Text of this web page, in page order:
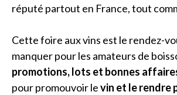
réputé partout en France, tout
Cette foire aux vins est le rendez-
manquer pour les amateurs de
promotions, lots et bonnes
pour promouvoir levin et le rendre